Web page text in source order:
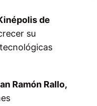
de
su
Ramón Rallo,